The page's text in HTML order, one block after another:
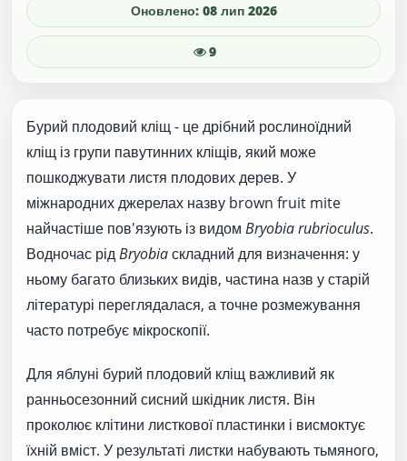
Оновлено: 08 лип 2026
9
Бурий плодовий кліщ - це дрібний рослиноїдний
кліщ із групи павутинних кліщів, який може
пошкоджувати листя плодових дерев. У
міжнародних джерелах назву brown fruit mite
найчастіше пов'язують із видом Bryobia rubrioculus.
Водночас рідBryobiaскладний для визначення: у
ньому багато близьких видів, частина назв у старій
літературі переглядалася, а точне розмежування
часто потребує мікроскопії.
Для яблуні бурий плодовий кліщ важливий як
ранньосезонний сисний шкідник листя. Він
проколює клітини листкової пластинки і висмоктує
їхній вміст. У результаті листки набувають тьмяного,